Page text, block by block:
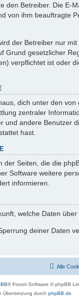
den Betreiber. Die E-
von ihm beauftragte
der Betreiber nur
Grund gesetzlicher
verpflichtet ist oder
dich unter den
zentraler
und andere Benutzer
hast.
der Seiten, die die
Software weitere
informieren.
welche Daten
deiner Daten
Alle
® Forum Software © phpBB
Übersetzung durch phpBB.de